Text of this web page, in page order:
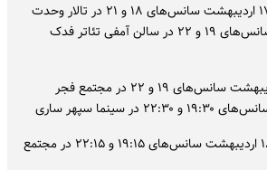
د دان (دانیال و پیمان) ۱۷ اردیبهشت سانس‌های ۱۸ و ۲۱ در تالار وحدت
ارومیه، ۲۴ اردیبهشت سانس‌های ۱۹ و ۲۲ در سالن آمفی تئاتر فدک
علیرضا طلیسچی ۱۸ اردیبهشت سانس‌های ۱۹ و ۲۲ در مجتمع فجر
دایان (دانیال رمضانی) ۱۸ اردیبهشت سانس‌های ۱۹:۱۵ و ۲۲:۱۵ در مجتمع